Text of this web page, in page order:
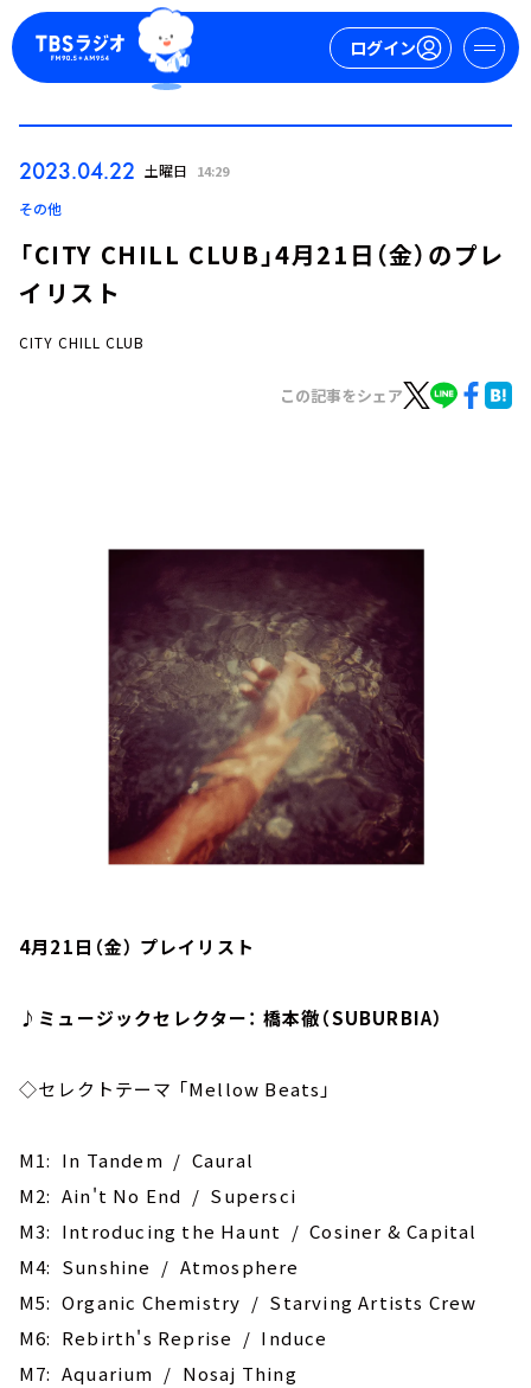
ログイン
お知らせ
イベント・グッズ
会社情報
2023.04.22 土曜日 14:29
その他
「CITY CHILL CLUB」4月21日（金）のプレ
イリスト
CITY CHILL CLUB
この記事をシェア
4月21日（金） プレイリスト
♪ミュージックセレクター： 橋本徹（SUBURBIA）
◇セレクトテーマ 「Mellow Beats」
M1: In Tandem / Caural
M2: Ain't No End / Supersci
M3: Introducing the Haunt / Cosiner & Capital
M4: Sunshine / Atmosphere
M5: Organic Chemistry / Starving Artists Crew
M6: Rebirth's Reprise / ‎Induce
M7: Aquarium / Nosaj Thing